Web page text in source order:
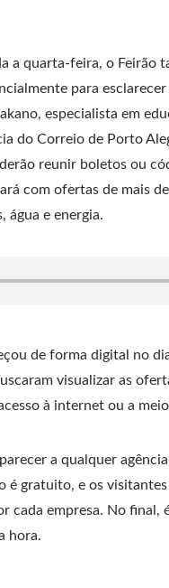
a quarta-feira, o Feirão
para
especialista em
do Correio de Porto
reunir boletos ou
com ofertas de mais
água e energia.
de forma digital no
visualizar as
à internet ou a
a qualquer
gratuito, e os
cada empresa. No final,
hora.